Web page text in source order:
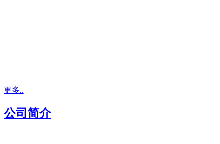
更多..
公司简介